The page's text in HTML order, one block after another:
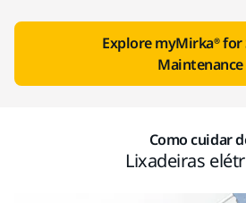
Explore myMirka®
Maintenance
Como cuidar
Lixadeiras